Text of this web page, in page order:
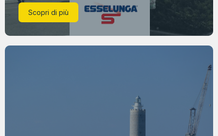
Scopri di più